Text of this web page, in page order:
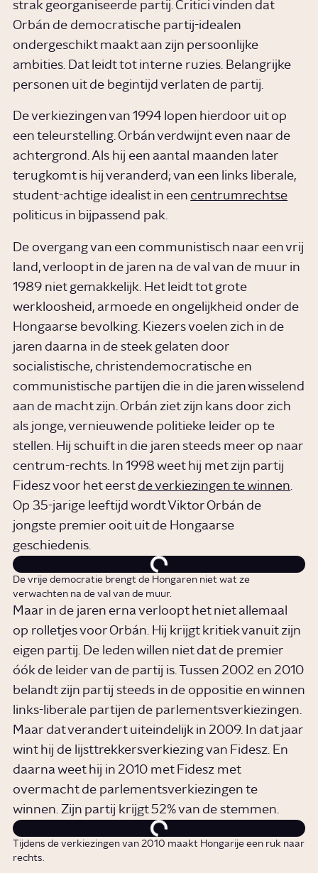
strak georganiseerde partij. Critici vinden dat
Orbán de democratische partij-idealen
ondergeschikt maakt aan zijn persoonlijke
ambities. Dat leidt tot interne ruzies. Belangrijke
personen uit de begintijd verlaten de partij.
De verkiezingen van 1994 lopen hierdoor uit op
een teleurstelling. Orbán verdwijnt even naar de
achtergrond. Als hij een aantal maanden later
terugkomt is hij veranderd; van een links liberale,
student-achtige idealist in een centrumrechtse
politicus in bijpassend pak.
De overgang van een communistisch naar een vrij
land, verloopt in de jaren na de val van de muur in
1989 niet gemakkelijk. Het leidt tot grote
werkloosheid, armoede en ongelijkheid onder de
Hongaarse bevolking. Kiezers voelen zich in de
jaren daarna in de steek gelaten door
socialistische, christendemocratische en
communistische partijen die in die jaren wisselend
aan de macht zijn. Orbán ziet zijn kans door zich
als jonge, vernieuwende politieke leider op te
stellen. Hij schuift in die jaren steeds meer op naar
centrum-rechts. In 1998 weet hij met zijn partij
Fidesz voor het eerst de verkiezingen te winnen.
Op 35-jarige leeftijd wordt Viktor Orbán de
jongste premier ooit uit de Hongaarse
geschiedenis.
De vrije democratie brengt de Hongaren niet wat ze
verwachten na de val van de muur.
Maar in de jaren erna verloopt het niet allemaal
op rolletjes voor Orbán. Hij krijgt kritiek vanuit zijn
eigen partij. De leden willen niet dat de premier
óók de leider van de partij is. Tussen 2002 en 2010
belandt zijn partij steeds in de oppositie en winnen
links-liberale partijen de parlementsverkiezingen.
Maar dat verandert uiteindelijk in 2009. In dat jaar
wint hij de lijsttrekkersverkiezing van Fidesz. En
daarna weet hij in 2010 met Fidesz met
overmacht de parlementsverkiezingen te
winnen. Zijn partij krijgt 52% van de stemmen.
Tijdens de verkiezingen van 2010 maakt Hongarije een ruk naar
rechts.